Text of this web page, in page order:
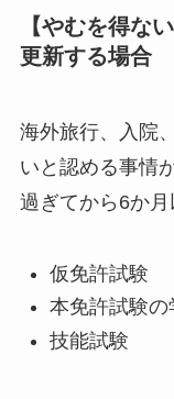
【やむを得な
更新する場合
海外旅行、入院
いと認める事情
過ぎてから6か月
仮免許試験
本免許試験の
技能試験